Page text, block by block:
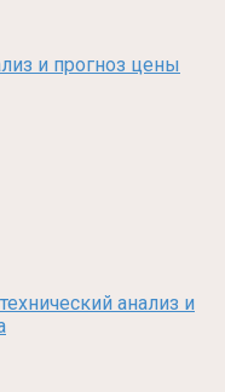
и прогноз цены
анализ и